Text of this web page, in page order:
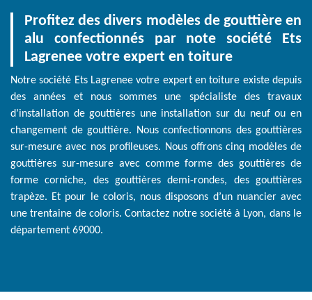
Profitez des divers modèles de gouttière en
alu confectionnés par note société Ets
Lagrenee votre expert en toiture
Notre société Ets Lagrenee votre expert en toiture existe depuis
des années et nous sommes une spécialiste des travaux
d’installation de gouttières une installation sur du neuf ou en
changement de gouttière. Nous confectionnons des gouttières
sur-mesure avec nos profileuses. Nous offrons cinq modèles de
gouttières sur-mesure avec comme forme des gouttières de
forme corniche, des gouttières demi-rondes, des gouttières
trapèze. Et pour le coloris, nous disposons d’un nuancier avec
une trentaine de coloris. Contactez notre société à Lyon, dans le
département 69000.